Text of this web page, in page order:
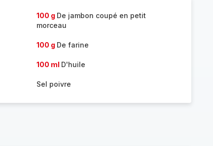
100 g De jambon coupé en petit
morceau
100 g De farine
100 ml D'huile
Sel poivre